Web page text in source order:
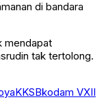
di bandara
mendapat
tak tertolong.
KKSBkodam VXII